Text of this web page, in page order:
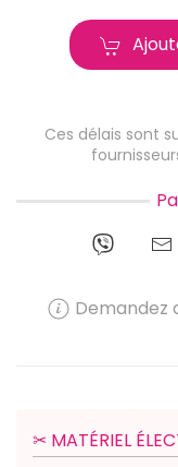
Ces délais sont
Demandez
✂︎ MATÉRIEL